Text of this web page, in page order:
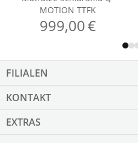
FILIALEN
KONTAKT
EXTRAS